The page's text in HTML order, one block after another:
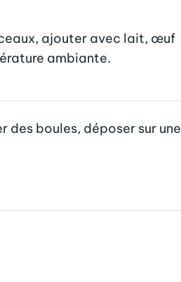
ajouter avec lait, œuf
ambiante.
boules, déposer sur une